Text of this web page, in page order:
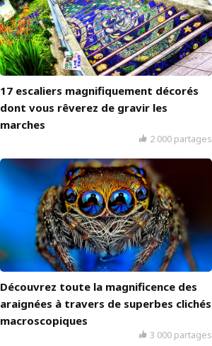
17 escaliers magnifiquement décorés
dont vous rêverez de gravir les
marches
2 000 partages
Découvrez toute la magnificence des
araignées à travers de superbes clichés
macroscopiques
3 000 partages